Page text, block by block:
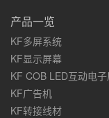
产品一览
KF多屏系统
KF显示屏幕
KF COB LED互动电
KF广告机
KF转接线材